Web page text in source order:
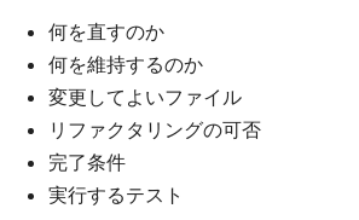
何を直すのか
何を維持するのか
変更してよいファイル
リファクタリングの可否
完了条件
実行するテスト